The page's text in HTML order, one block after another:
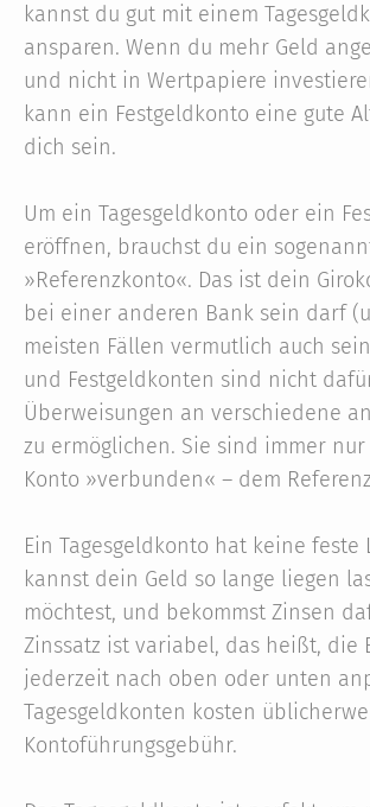
kannst du gut mit einem
ansparen. Wenn du mehr Geld
und nicht in Wertpapiere
kann ein Festgeldkonto eine gute
dich sein.
Um ein Tagesgeldkonto oder ein
eröffnen, brauchst du ein
»Referenzkonto«. Das ist dein
bei einer anderen Bank sein darf
meisten Fällen vermutlich auch
und Festgeldkonten sind nicht
Überweisungen an verschiedene
zu ermöglichen. Sie sind immer
Konto »verbunden« – dem
Ein Tagesgeldkonto hat keine feste
kannst dein Geld so lange liegen
möchtest, und bekommst Zinsen
Zinssatz ist variabel, das heißt, die
jederzeit nach oben oder unten
Tagesgeldkonten kosten
Kontoführungsgebühr.